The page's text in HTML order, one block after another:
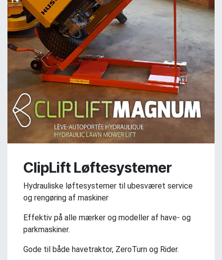
ClipLift Løftesystemer
Hydrauliske løftesystemer til ubesværet service
og rengøring af maskiner
Effektiv på alle mærker og modeller af have- og
parkmaskiner.
Gode til både havetraktor, ZeroTurn og Rider.